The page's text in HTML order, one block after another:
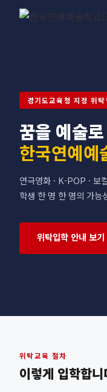
경기도교육청 지정 위
꿈을 예술
한국연예예
연극영화 · K-POP · 보
학생 한 명 한 명의 가능
위탁입학 안내 보기
위탁교육 절차
이렇게 입학합니